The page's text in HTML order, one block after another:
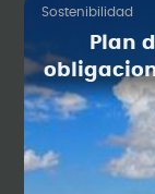
Sostenibilidad
Plan